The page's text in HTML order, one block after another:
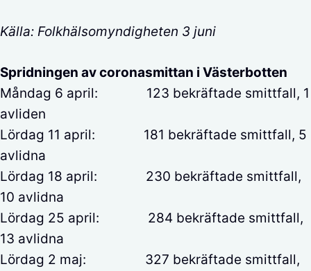
Källa: Folkhälsomyndigheten 3 juni
Spridningen av coronasmittan i Västerbotten
Måndag 6 april: 123 bekräftade smittfall, 1
avliden
Lördag 11 april: 181 bekräftade smittfall, 5
avlidna
Lördag 18 april: 230 bekräftade smittfall,
10 avlidna
Lördag 25 april: 284 bekräftade smittfall,
13 avlidna
Lördag 2 maj: 327 bekräftade smittfall,